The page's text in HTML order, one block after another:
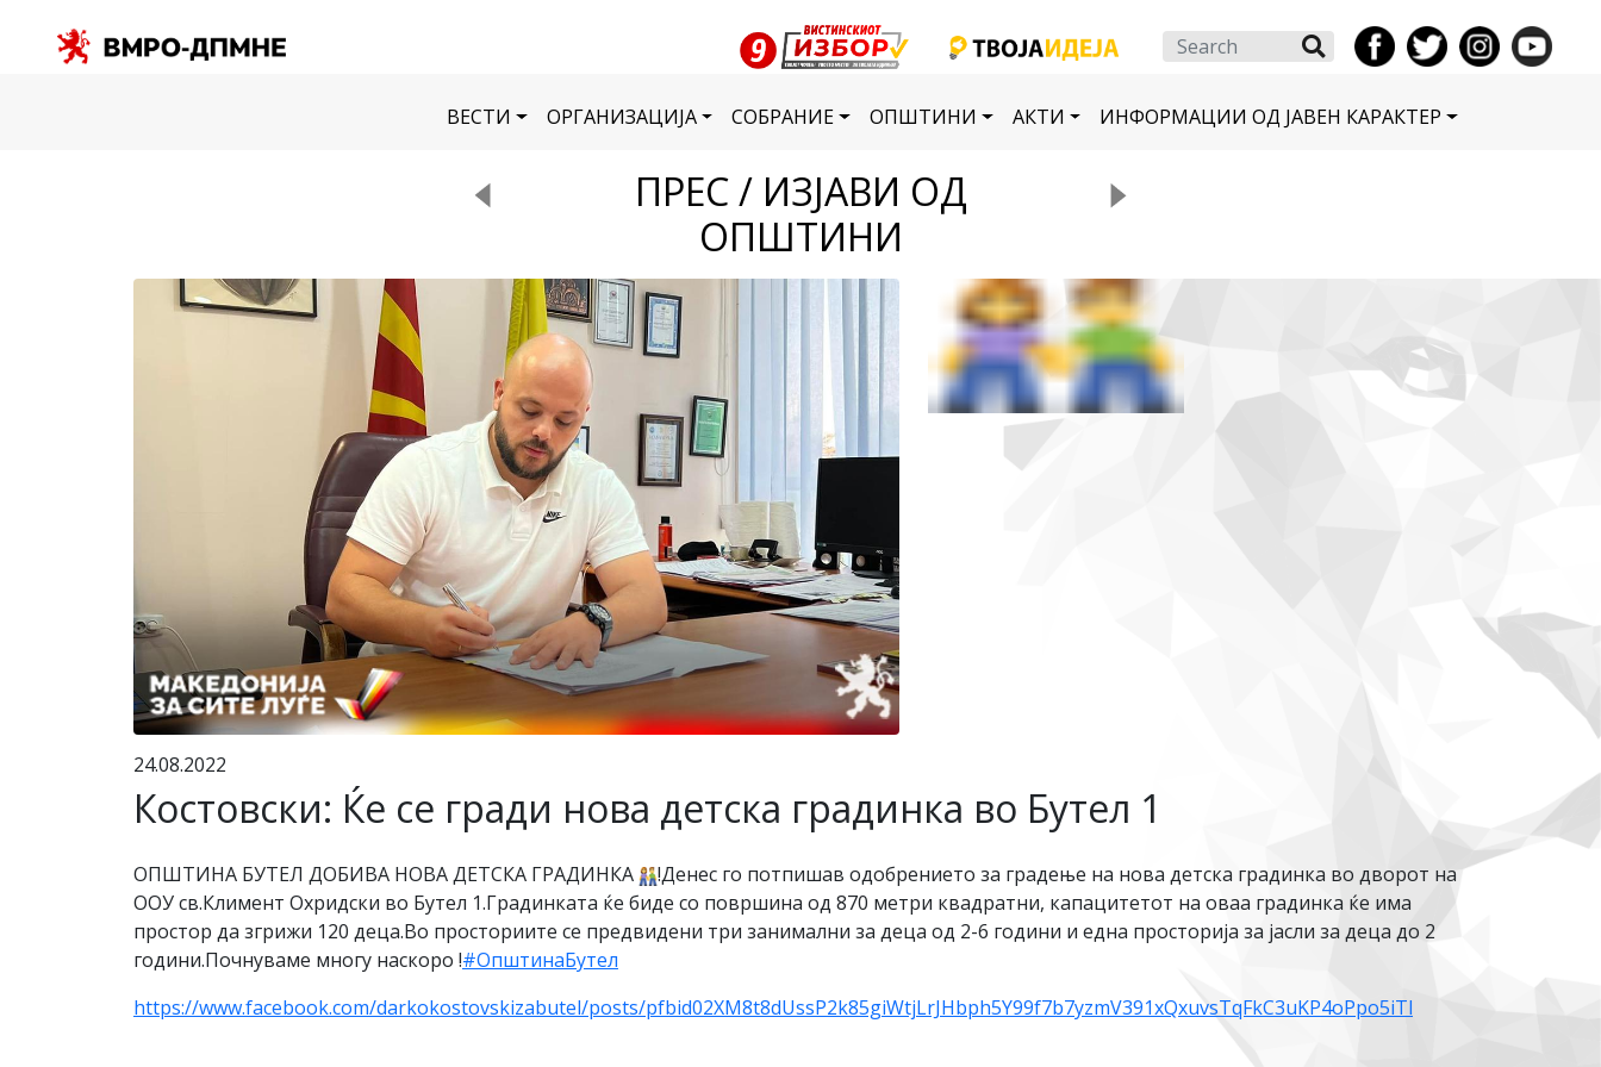
Search
ВЕСТИ ОРГАНИЗАЦИЈА СОБРАНИЕ ОПШТИНИ АКТИ ИНФОРМАЦИИ ОД ЈАВЕН КАРАКТЕР
ПРЕС / ИЗЈАВИ ОД
ОПШТИНИ
24.08.2022
Костовски: Ќе се гради нова детска градинка во Бутел 1
ОПШТИНА БУТЕЛ ДОБИВА НОВА ДЕТСКА ГРАДИНКА
!Денес го потпишав одобрението за градење на нова детска градинка во дворот на
ООУ св.Климент Охридски во Бутел 1.Градинката ќе биде со површина од 870 метри квадратни, капацитетот на оваа градинка ќе има
простор да згрижи 120 деца.Во просториите се предвидени три занимални за деца од 2-6 години и една просторија за јасли за деца до 2
години.Почнуваме многу наскоро !#ОпштинаБутел
https://www.facebook.com/darkokostovskizabutel/posts/pfbid02XM8t8dUssP2k85giWtjLrJHbph5Y99f7b7yzmV391xQxuvsTqFkC3uKP4oPpo5iTl